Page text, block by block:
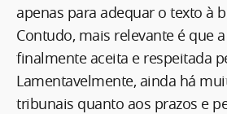
apenas para adequar o texto à
Contudo, mais relevante é que
finalmente aceita e respeitada
Lamentavelmente, ainda há
tribunais quanto aos prazos e